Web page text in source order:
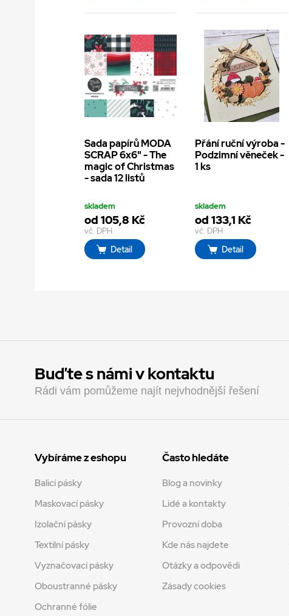
Sada papírů MODA
SCRAP 6x6" - The
magic of Christmas
- sada 12 listů
skladem
od 105,8 Kč
vč. DPH
Detail
Přání ruční výroba -
Podzimní věneček -
1 ks
skladem
od 133,1 Kč
vč. DPH
Detail
Buďte s námi v kontaktu
Rádi vám pomůžeme najít nejvhodnější řešení
Vybíráme z eshopu
Balicí pásky
Maskovací pásky
Izolační pásky
Textilní pásky
Vyznačovací pásky
Oboustranné pásky
Ochranné fólie
Často hledáte
Blog a novinky
Lidé a kontakty
Provozní doba
Kde nás najdete
Otázky a odpovědi
Zásady cookies